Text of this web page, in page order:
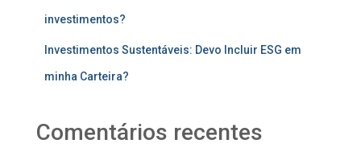
investimentos?
Investimentos Sustentáveis: Devo Incluir ESG em
minha Carteira?
Comentários recentes